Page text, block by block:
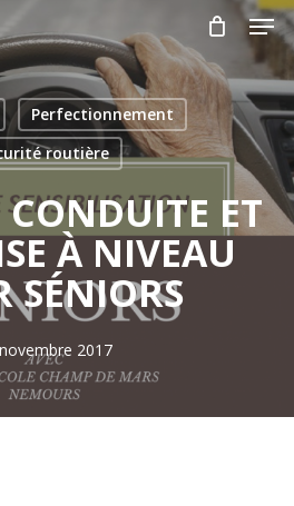
Perfectionnement
routière
CONDUITE ET
À NIVEAU
SÉNIORS
2017
Close
Menu